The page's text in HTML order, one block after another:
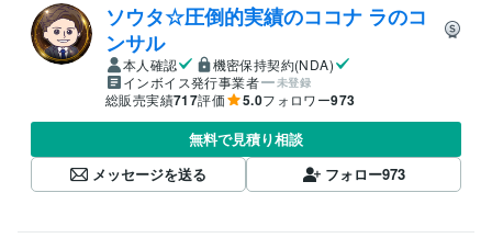
ソウタ☆圧倒的実績のココナ ラのコ
ンサル
本人確認
機密保持契約(NDA)
インボイス発行事業者
未登録
総販売実績717評価 5.0フォロワー973
無料で見積り相談
メッセージを送る
フォロー973